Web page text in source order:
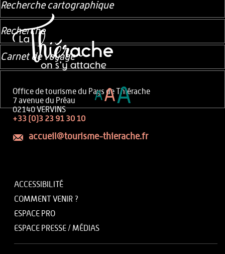
Office de tourisme du Pays de Thiérache
7 avenue du Préau
02140 VERVINS
+33 (0)3 23 91 30 10
accueil@tourisme-thierache.fr
ACCESSIBILITÉ
COMMENT VENIR ?
ESPACE PRO
ESPACE PRESSE / MÉDIAS
Recherche cartographique
Recherche
Carnet de voyage
AAA